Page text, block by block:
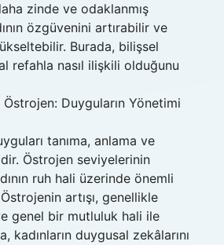
zinde ve odaklanmış
özgüvenini artırabilir ve
Burada, bilişsel
refahla nasıl ilişkili olduğunu
Duyguların Yönetimi
tanıma, anlama ve
Östrojen seviyelerinin
ruh hali üzerinde önemli
artışı, genellikle
genel bir mutluluk hali ile
kadınların duygusal zekâlarını